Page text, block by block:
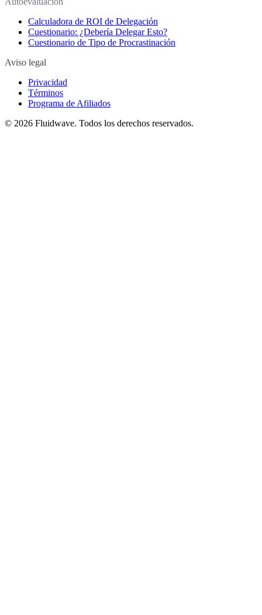
Calculadora de ROI de Delegación
Cuestionario: ¿Debería Delegar Esto?
Cuestionario de Tipo de Procrastinación
Aviso legal
Privacidad
Términos
Programa de Afiliados
© 2026 Fluidwave. Todos los derechos reservados.